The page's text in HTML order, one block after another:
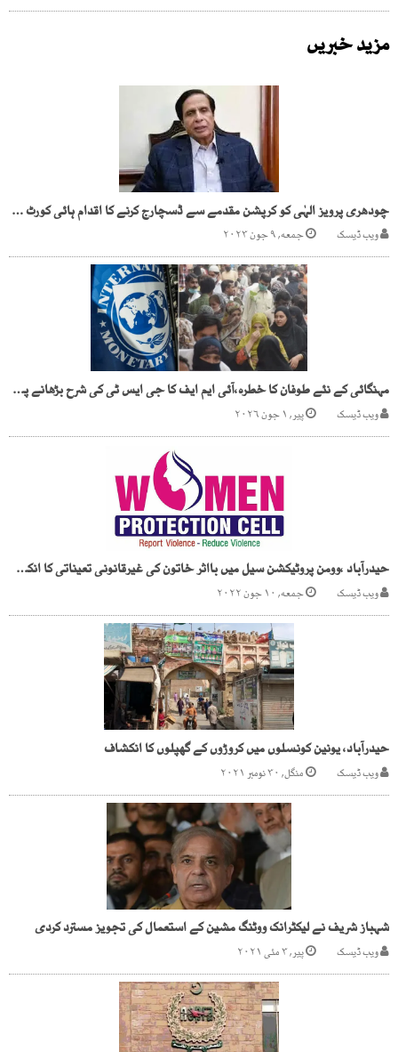
مزید خبریں
چودھری پرویز الہٰی کو کرپشن مقدمے سے ڈسچارج کرنے کا اقدام ہائی کورٹ میں چیلنج
ویب ڈیسک جمعه, ۹ جون ۲۰۲۳
مہنگائی کے نئے طوفان کا خطرہ،آئی ایم ایف کا جی ایس ٹی کی شرح بڑھانے پر زور
ویب ڈیسک پیر, ۱ جون ۲۰۲۶
حیدرآباد ،وومن پروٹیکشن سیل میں بااثر خاتون کی غیرقانونی تعیناتی کا انکشاف
ویب ڈیسک جمعه, ۱۰ جون ۲۰۲۲
حیدرآباد، یونین کونسلوں میں کروڑوں کے گھپلوں کا انکشاف
ویب ڈیسک منگل, ۳۰ نومبر ۲۰۲۱
شہباز شریف نے لیکٹرانک ووٹنگ مشین کے استعمال کی تجویز مسترد کردی
ویب ڈیسک پیر, ۳ مئی ۲۰۲۱